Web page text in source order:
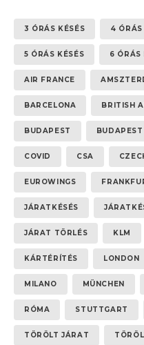
3 ÓRÁS KÉSÉS 4 ÓRÁS
5 ÓRÁS KÉSÉS 6 ÓRÁS
AIR FRANCE
BARCELONA BRITISH
BUDAPEST BUDAPEST
COVID CSA
EUROWINGS
JÁRATKÉSÉS
JÁRAT TÖRLÉS KLM
KÁRTÉRÍTÉS LONDON
MILANO MÜNCHEN
RÓMA STUTTGART
TÖRÖLT JÁRAT